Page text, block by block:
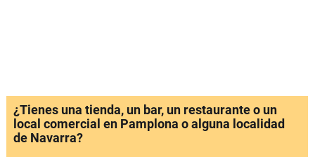
¿Tienes una tienda, un bar, un restaurante o un
local comercial en Pamplona o alguna localidad
de Navarra?